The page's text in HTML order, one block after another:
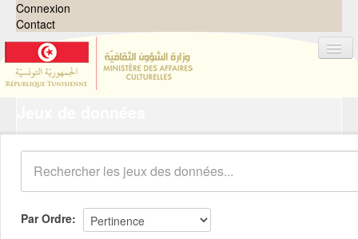
Connexion
Contact
Organisations
Groupes
Demandes 0
À propos
Par Ordre